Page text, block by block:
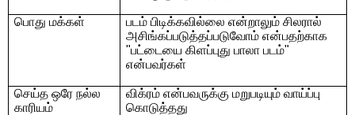
பொது மக்கள்
படம் பிடிக்கவில்லை என்றாலும் சிலரால்
அசிங்கப்படுத்தப்படுவோம் என்பதற்காக
"பட்டையை கிளப்புது பாலா படம்"
என்பவர்கள்
செய்த ஒரே நல்ல
காரியம்
விக்ரம் என்பவருக்கு மறுபடியும் வாய்ப்பு
கொடுத்தது